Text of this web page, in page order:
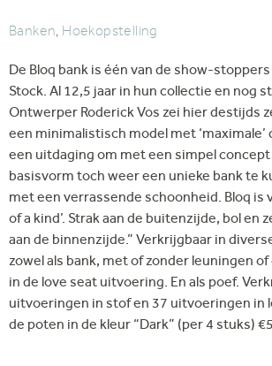
Banken, Hoekopstelling
De Bloq bank is één van de show-
Stock. Al 12,5 jaar in hun collectie en nog
Ontwerper Roderick Vos zei hier destijds
een minimalistisch model met ‘maximale’
een uitdaging om met een simpel concept
basisvorm toch weer een unieke bank te
met een verrassende schoonheid. Bloq is
of a kind’. Strak aan de buitenzijde, bol en
aan de binnenzijde.” Verkrijgbaar in
zowel als bank, met of zonder leuningen of
in de love seat uitvoering. En als poef.
uitvoeringen in stof en 37 uitvoeringen in
de poten in de kleur “Dark” (per 4 stuks)